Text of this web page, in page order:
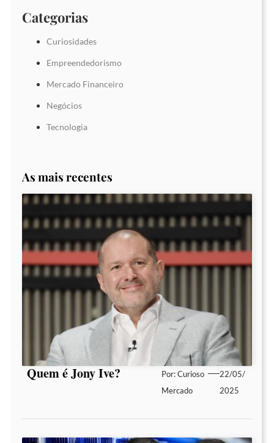
Categorias
Curiosidades
Empreendedorismo
Mercado Financeiro
Negócios
Tecnologia
As mais recentes
Quem é Jony Ive? Por:Curioso
Mercado
22/05/
2025